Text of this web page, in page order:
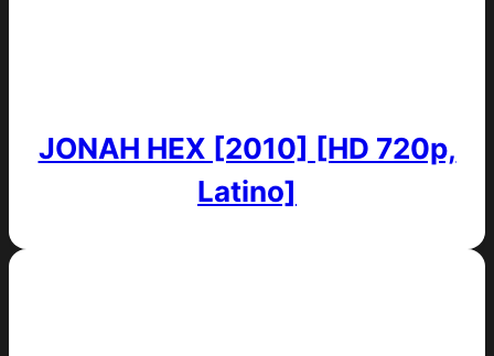
JONAH HEX [2010] [HD 720p,
Latino]